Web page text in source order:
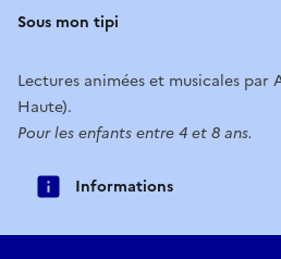
Sous mon tipi
Lectures animées et musicales par
Haute).
Pour les enfants entre 4 et 8 ans.
Informations